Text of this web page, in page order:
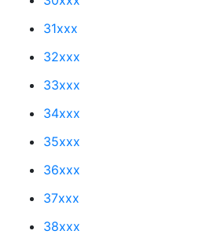
31xxx
32xxx
33xxx
34xxx
35xxx
36xxx
37xxx
38xxx